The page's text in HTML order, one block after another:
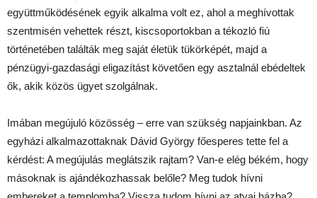
együttműködésének egyik alkalma volt ez, ahol a meghívottak
szentmisén vehettek részt, kiscsoportokban a tékozló fiú
történetében találták meg saját életük tükörképét, majd a
pénzügyi-gazdasági eligazítást követően egy asztalnál ebédeltek
ők, akik közös ügyet szolgálnak.
Imában megújuló közösség – erre van szükség napjainkban. Az
egyházi alkalmazottaknak Dávid György főesperes tette fel a
kérdést: A megújulás meglátszik rajtam? Van-e elég békém, hogy
másoknak is ajándékozhassak belőle? Meg tudok hívni